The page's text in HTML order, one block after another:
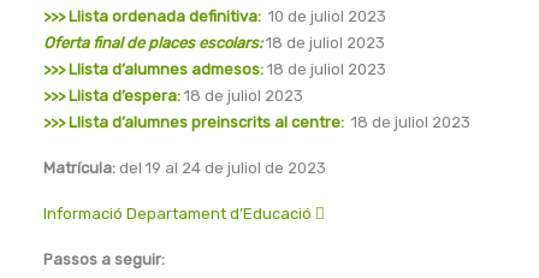
>>> Llista ordenada definitiva: 10 de juliol 2023
Oferta final de places escolars:18 de juliol 2023
>>> Llista d’alumnes admesos: 18 de juliol 2023
>>> Llista d’espera: 18 de juliol 2023
>>> Llista d’alumnes preinscrits al centre: 18 de juliol 2023
Matrícula: del 19 al 24 de juliol de 2023
Informació Departament d’Educació
Passos a seguir: